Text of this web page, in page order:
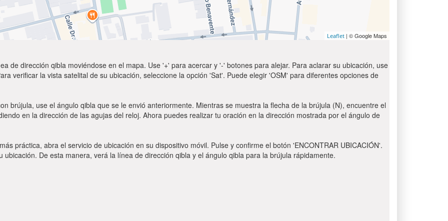
Leaflet | © Google Maps
de dirección qibla moviéndose en el mapa. Use '+' para acercar y '-' botones para alejar. Para aclarar su ubicación, use
verificar la vista satelital de su ubicación, seleccione la opción 'Sat'. Puede elegir 'OSM' para diferentes opciones de
brújula, use el ángulo qibla que se le envió anteriormente. Mientras se muestra la flecha de la brújula (N), encuentre el
en la dirección de las agujas del reloj. Ahora puedes realizar tu oración en la dirección mostrada por el ángulo de
práctica, abra el servicio de ubicación en su dispositivo móvil. Pulse y confirme el botón 'ENCONTRAR UBICACIÓN'.
De esta manera, verá la línea de dirección qibla y el ángulo qibla para la brújula rápidamente.